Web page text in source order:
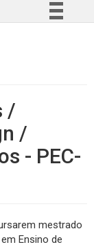
/
/
- PEC-
mestrado
Ensino de